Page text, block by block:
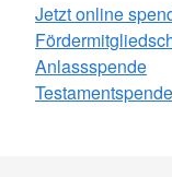
Jetzt online
Anlassspende
Testamentspende